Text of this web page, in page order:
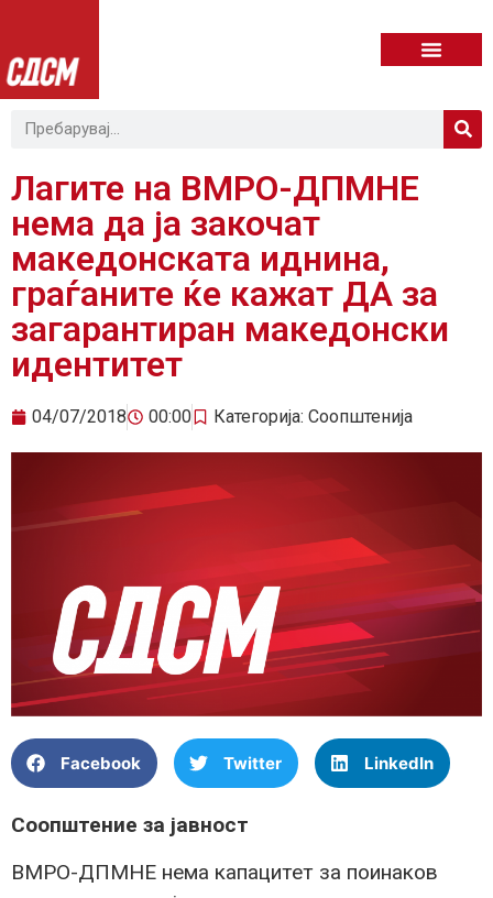
Лагите на ВМРО-ДПМНЕ
нема да ја закочат
македонската иднина,
граѓаните ќе кажат ДА за
загарантиран македонски
идентитет
04/07/2018 00:00 Категорија: Соопштенија
Facebook Twitter LinkedIn
Соопштение за јавност
ВМРО-ДПМНЕ нема капацитет за поинаков